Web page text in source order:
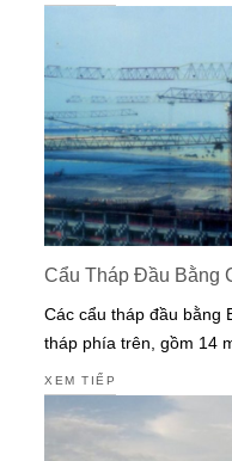
Cẩu Tháp Đầu Bằng
Các cẩu tháp đầu bằng
tháp phía trên, gồm 14
XEM TIẾP